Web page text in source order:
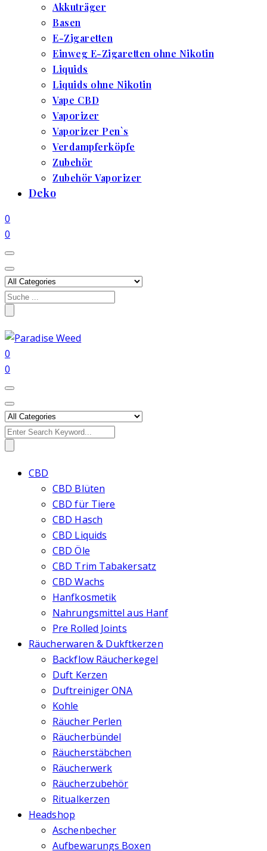
Akkuträger
Basen
E-Zigaretten
Einweg E-Zigaretten ohne Nikotin
Liquids
Liquids ohne Nikotin
Vape CBD
Vaporizer
Vaporizer Pen`s
Verdampferköpfe
Zubehör
Zubehör Vaporizer
Deko
0
0
Search
0
0
Search
CBD
CBD Blüten
CBD für Tiere
CBD Hasch
CBD Liquids
CBD Öle
CBD Trim Tabakersatz
CBD Wachs
Hanfkosmetik
Nahrungsmittel aus Hanf
Pre Rolled Joints
Räucherwaren & Dukftkerzen
Backflow Räucherkegel
Duft Kerzen
Duftreiniger ONA
Kohle
Räucher Perlen
Räucherbündel
Räucherstäbchen
Räucherwerk
Räucherzubehör
Ritualkerzen
Headshop
Aschenbecher
Aufbewarungs Boxen